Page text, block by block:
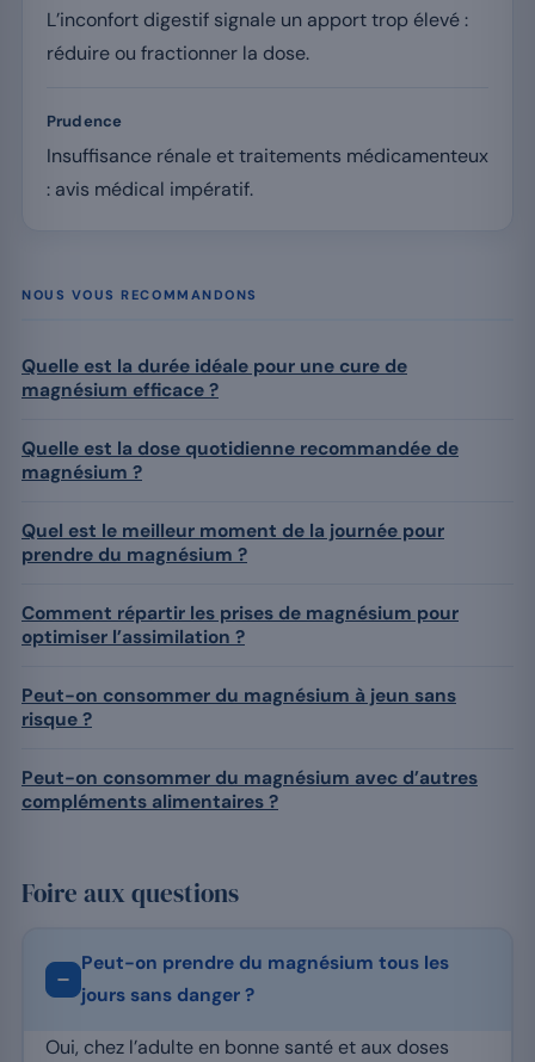
L’inconfort digestif signale un apport trop élevé :
réduire ou fractionner la dose.
Prudence
Insuffisance rénale et traitements médicamenteux
: avis médical impératif.
NOUS VOUS RECOMMANDONS
Quelle est la durée idéale pour une cure de
magnésium efficace ?
Quelle est la dose quotidienne recommandée de
magnésium ?
Quel est le meilleur moment de la journée pour
prendre du magnésium ?
Comment répartir les prises de magnésium pour
optimiser l’assimilation ?
Peut-on consommer du magnésium à jeun sans
risque ?
Peut-on consommer du magnésium avec d’autres
compléments alimentaires ?
Foire aux questions
Peut-on prendre du magnésium tous les
jours sans danger ?
Oui, chez l’adulte en bonne santé et aux doses